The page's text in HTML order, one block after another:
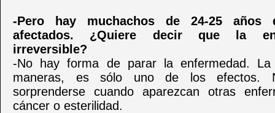
-Pero hay muchachos de 24-25 años
afectados. ¿Quiere decir que la
irreversible?
-No hay forma de parar la enfermedad.
maneras, es sólo uno de los efectos.
sorprenderse cuando aparezcan otras
cáncer o esterilidad.